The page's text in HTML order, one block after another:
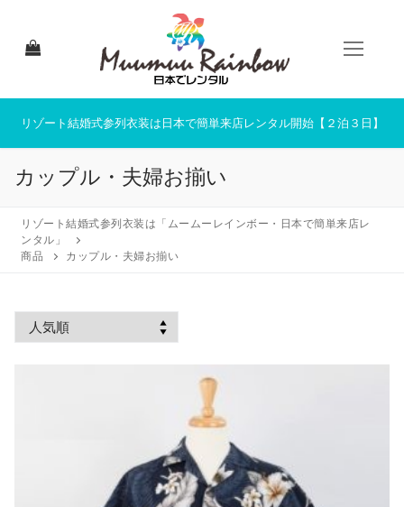
ツ
ス
リゾート結婚式参列衣装は日本で簡単来店レンタル開始【２泊３日】
来店レンタルについて
来店レンタル商品一覧
お客様の声
アクセス
お問い合わせ
カップル・夫婦お揃い
リゾート結婚式参列衣装は「ムームーレインボー・日本で簡単来店レ
ンタル」
商品
カップル・夫婦お揃い